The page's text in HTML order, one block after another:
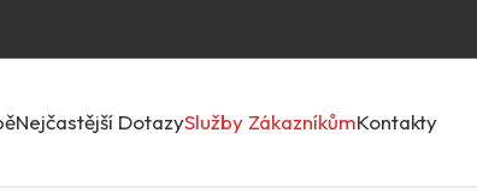
Nejčastější DotazySlužby ZákazníkůmKontakty